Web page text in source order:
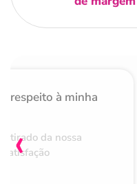
respeito à minha
da nossa
‹